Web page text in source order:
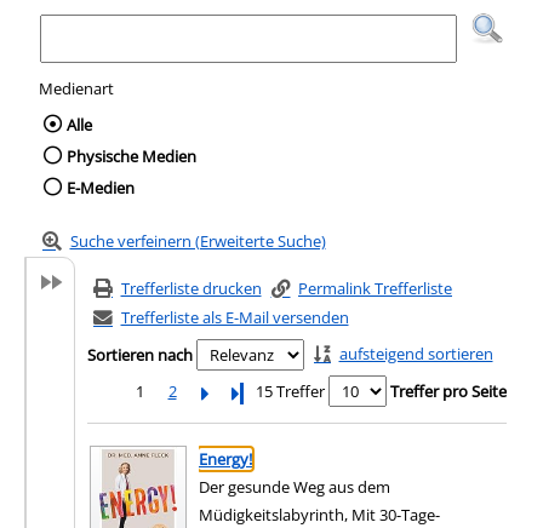
Medienart
Wählen Sie die Medienart nach der Sie
Alle
Physische Medien
E-Medien
Suche verfeinern (Erweiterte Suche)
Trefferliste drucken
Permalink Trefferliste
Trefferliste als E-Mail versenden
Sortieren nach
aufsteigend sortieren
1
2 Letzte Seite
15 Treffer Treffer pro Seite
Suchergebnis
Zu den Suchfiltern springen
Energy!
Der gesunde Weg aus dem
Müdigkeitslabyrinth, Mit 30-Tage-